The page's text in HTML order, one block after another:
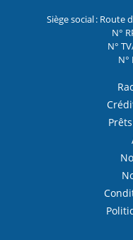
Siège social : Route
N°
N°
N°